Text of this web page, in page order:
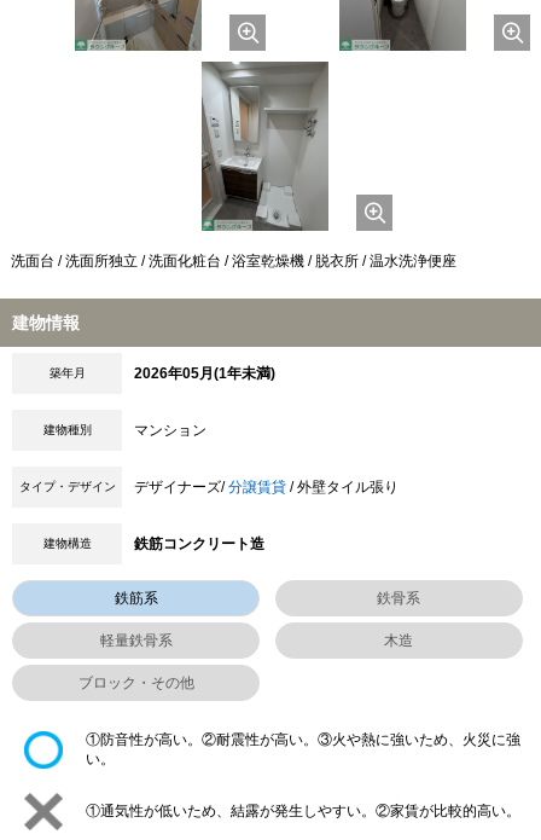
洗面台 / 洗面所独立 / 洗面化粧台 / 浴室乾燥機 / 脱衣所 / 温水洗浄便座
建物情報
築年月 2026年05月(1年未満)
建物種別 マンション
タイプ・デザイン デザイナーズ/分譲賃貸 / 外壁タイル張り
建物構造 鉄筋コンクリート造
鉄筋系 鉄骨系
軽量鉄骨系 木造
ブロック・その他
①防音性が高い。②耐震性が高い。③火や熱に強いため、火災に強
い。
①通気性が低いため、結露が発生しやすい。②家賃が比較的高い。